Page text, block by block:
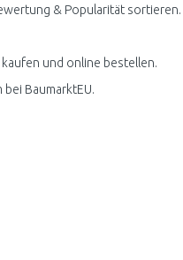
& Popularität sortieren.
und online bestellen.
BaumarktEU.